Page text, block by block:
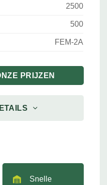
2500
500
FEM-2A
PRIJZEN
Snelle